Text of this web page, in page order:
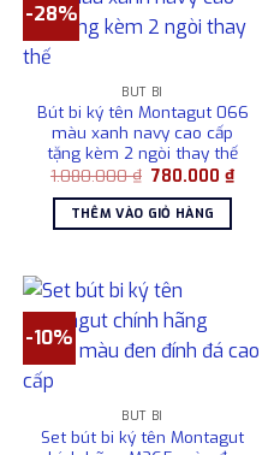
-28%
BÚT BI
Bút bi ký tên Montagut 066
màu xanh navy cao cấp
tặng kèm 2 ngòi thay thế
1.080.000₫ Giá
là:
1.080.000 ₫.
780.000₫Giá
hiện
THÊM VÀO GIỎ HÀNG
-10%
BÚT BI
Set bút bi ký tên Montagut